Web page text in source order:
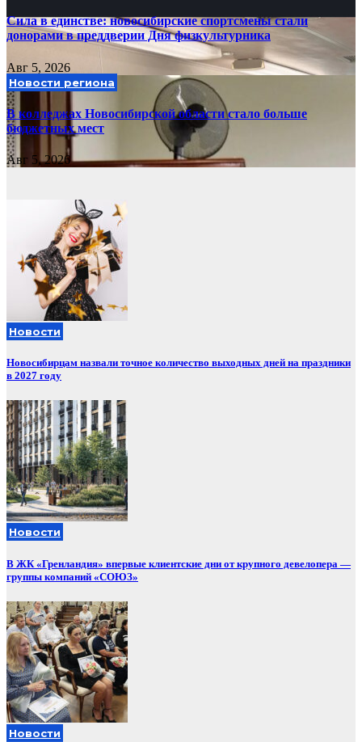
Сила в единстве: новосибирские спортсмены стали
донорами в преддверии Дня физкультурника
Авг 5, 2026
Новости региона
В колледжах Новосибирской области стало больше
бюджетных мест
Авг 5, 2026
Новости
Новосибирцам назвали точное количество выходных дней на праздники
в 2027 году
Новости
В ЖК «Гренландия» впервые клиентские дни от крупного девелопера —
группы компаний «СОЮЗ»
Новости